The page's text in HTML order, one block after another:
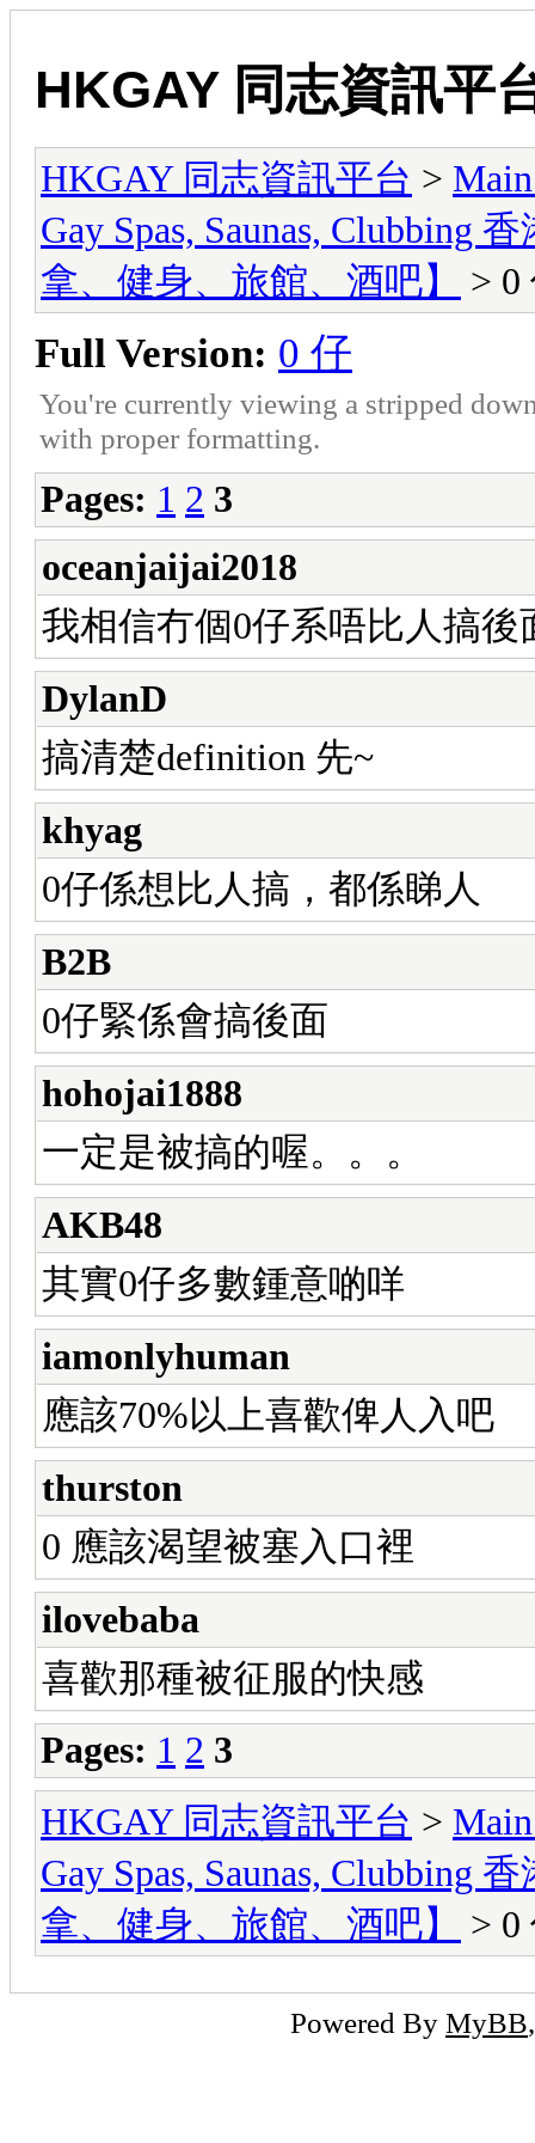
HKGAY 同志資訊平
HKGAY 同志資訊平台 >
Gay Spas, Saunas, Clubbing
拿、健身、旅館、酒吧】
> 0
Full Version: 0 仔
You're currently viewing a stripped
with proper formatting.
Pages: 1 2 3
oceanjaijai2018
我相信冇個0仔系唔比人搞
DylanD
搞清楚definition 先~
khyag
0仔係想比人搞，都係睇人
B2B
0仔緊係會搞後面
hohojai1888
一定是被搞的喔。。。
AKB48
其實0仔多數鍾意啲咩
iamonlyhuman
應該70%以上喜歡俾人入吧
thurston
0 應該渴望被塞入口裡
ilovebaba
喜歡那種被征服的快感
Pages: 1 2 3
HKGAY 同志資訊平台 >
Gay Spas, Saunas, Clubbing
拿、健身、旅館、酒吧】
> 0
Powered By MyBB